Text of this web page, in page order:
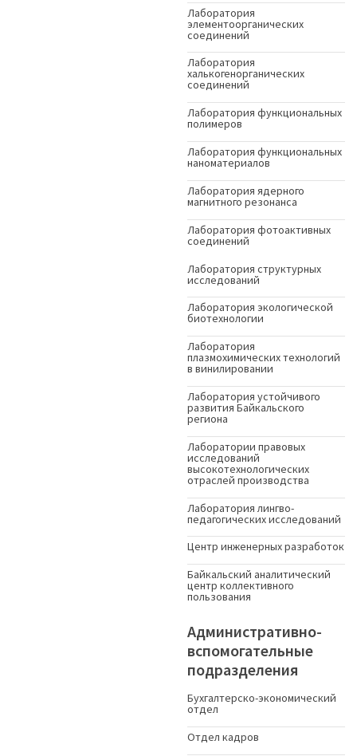
Лаборатория
элементоорганических
соединений
Лаборатория
халькогенорганических
соединений
Лаборатория функциональных
полимеров
Лаборатория функциональных
наноматериалов
Лаборатория ядерного
магнитного резонанса
Лаборатория фотоактивных
соединений
Лаборатория структурных
исследований
Лаборатория экологической
биотехнологии
Лаборатория
плазмохимических технологий
в винилировании
Лаборатория устойчивого
развития Байкальского
региона
Лаборатории правовых
исследований
высокотехнологических
отраслей производства
Лаборатория лингво-
педагогических исследований
Центр инженерных разработок
Байкальский аналитический
центр коллективного
пользования
Административно-
вспомогательные
подразделения
Бухгалтерско-экономический
отдел
Отдел кадров